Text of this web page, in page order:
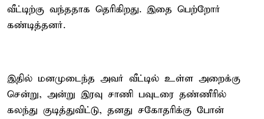
வீட்டிற்கு வந்ததாக தெரிகிறது. இதை பெற்றோர்
கண்டித்தனர்.
இதில் மனமுடைந்த அவர் வீட்டில் உள்ள அறைக்கு
சென்று, அன்று இரவு சாணி பவுடரை தண்ணீரில்
கலந்து குடித்துவிட்டு, தனது சகோதரிக்கு போன்